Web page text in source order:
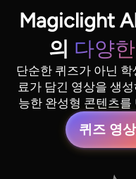
Magiclight
의 다양
단순한 퀴즈가 아닌
료가 담긴 영상을 생
능한 완성형 콘텐츠를
퀴즈 영